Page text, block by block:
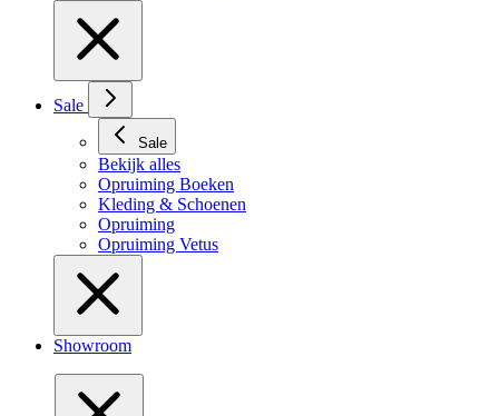
Sale
Sale
Bekijk alles
Opruiming Boeken
Kleding & Schoenen
Opruiming
Opruiming Vetus
Showroom